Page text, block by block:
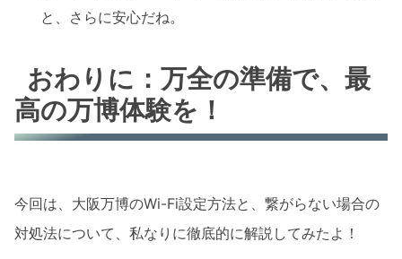
と、さらに安心だね。
おわりに：万全の準備で、最
高の万博体験を！
今回は、大阪万博のWi-Fi設定方法と、繋がらない場合の
対処法について、私なりに徹底的に解説してみたよ！